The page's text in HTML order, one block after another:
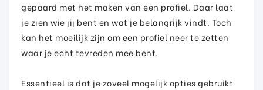
gepaard met het maken van een profiel. Daar laat
je zien wie jij bent en wat je belangrijk vindt. Toch
kan het moeilijk zijn om een profiel neer te zetten
waar je echt tevreden mee bent.
Essentieel is dat je zoveel mogelijk opties gebruikt